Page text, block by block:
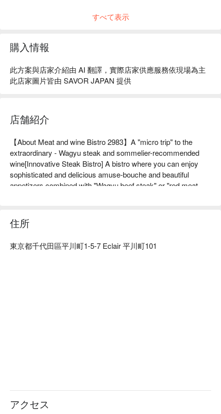
すべて表示
購入情報
此方案與店家介紹由 AI 翻譯，實際店家供應服務依現場為主
此店家圖片皆由 SAVOR JAPAN 提供
店舗紹介
【About Meat and wine Bistro 2983】A "micro trip" to the
extraordinary - Wagyu steak and sommelier-recommended
wine[Innovative Steak Bistro] A bistro where you can enjoy
sophisticated and delicious amuse-bouche and beautiful
appetizers combined with "Wagyu beef steak" or "red meat
is diverse, including carefully selected wines, mainly French
wines. This is a restaurant where you can enjoy a relaxing and
(qualified invoice issuing business). Please feel free to visit us
住所
東京都千代田區平川町1-5-7 Eclair 平川町101
アクセス